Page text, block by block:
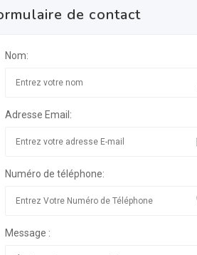
de contact
Nom:
Adresse Email:
Numéro de téléphone:
Message :